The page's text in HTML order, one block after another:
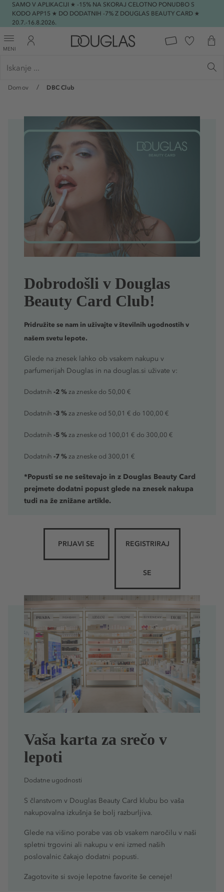
SAMO V APLIKACIJI ★ -15% NA SKORAJ CELOTNO PONUDBO S
KODO APP15 ★ DO DODATNIH -7% Z DOUGLAS BEAUTY CARD ★
20.7.-16.8.2026.
MENI
Domov DBC Club
style="margin-top: -30px;">
Dobrodošli v Douglas
Beauty Card Club!
Pridružite se nam in uživajte v številnih ugodnostih v
našem svetu lepote.
Glede na znesek lahko ob vsakem nakupu v
parfumerijah Douglas in na douglas.si uživate v:
Dodatnih -2 % za zneske do 50,00 €
Dodatnih -3 % za zneske od 50,01 € do 100,00 €
Dodatnih -5 % za zneske od 100,01 € do 300,00 €
Dodatnih -7 % za zneske od 300,01 €
*Popusti se ne seštevajo in z Douglas Beauty Card
prejmete dodatni popust glede na znesek nakupa
tudi na že znižane artikle.
PRIJAVI SE REGISTRIRAJ
SE
Vaša karta za srečo v
lepoti
Dodatne ugodnosti
S članstvom v Douglas Beauty Card klubu bo vaša
nakupovalna izkušnja še bolj razburljiva.
Glede na višino porabe vas ob vsakem naročilu v naši
spletni trgovini ali nakupu v eni izmed naših
poslovalnic čakajo dodatni popusti.
Zagotovite si svoje lepotne favorite še ceneje!